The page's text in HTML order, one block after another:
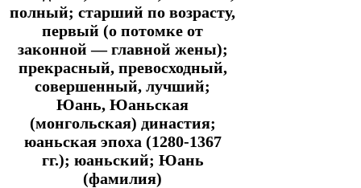
полный; старший по возрасту,
первый (о потомке от
законной ― главной жены);
прекрасный, превосходный,
совершенный, лучший;
Юань, Юаньская
(монгольская) династия;
юаньская эпоха (1280-1367
гг.); юаньский; Юань
(фамилия)